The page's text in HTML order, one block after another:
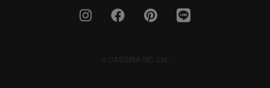
© CASSINA IXC. Ltd.